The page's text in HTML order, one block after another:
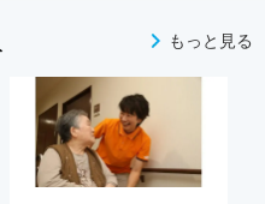
もっと見る